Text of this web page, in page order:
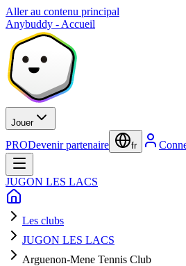
Aller au contenu principal
Anybuddy - Accueil
Jouer
PRODevenir partenaire fr
JUGON LES LACS
Les clubs
JUGON LES LACS
Arguenon-Mene Tennis Club